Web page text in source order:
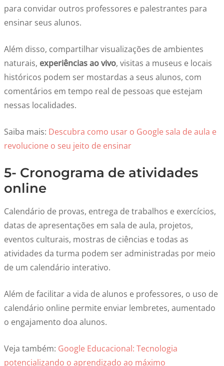
para convidar outros professores e palestrantes para
ensinar seus alunos.
Além disso, compartilhar visualizações de ambientes
naturais, experiências ao vivo, visitas a museus e locais
históricos podem ser mostardas a seus alunos, com
comentários em tempo real de pessoas que estejam
nessas localidades.
Saiba mais: Descubra como usar o Google sala de aula e
revolucione o seu jeito de ensinar
5- Cronograma de atividades
online
Calendário de provas, entrega de trabalhos e exercícios,
datas de apresentações em sala de aula, projetos,
eventos culturais, mostras de ciências e todas as
atividades da turma podem ser administradas por meio
de um calendário interativo.
Além de facilitar a vida de alunos e professores, o uso de
calendário online permite enviar lembretes, aumentado
o engajamento doa alunos.
Veja também: Google Educacional: Tecnologia
potencializando o aprendizado ao máximo